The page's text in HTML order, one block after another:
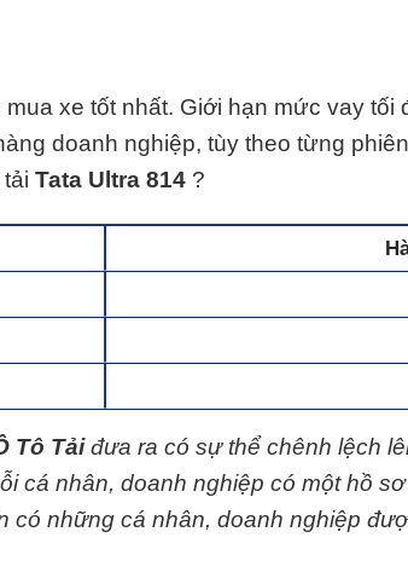
xe tốt nhất. Giới hạn mức vay
doanh nghiệp, tùy theo từng
Tata Ultra 814 ?
Tô Tảiđưa ra có sự thể chênh lệch
cá nhân, doanh nghiệp có một hồ
những cá nhân, doanh nghiệp